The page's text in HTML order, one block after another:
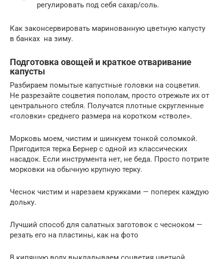
регулировать под себя сахар/соль.
Как законсервировать маринованную цветную капусту
в банках на зиму.
Подготовка овощей и краткое отваривание
капусты
Разбираем помытые капустные головки на соцветия.
Не разрезайте соцветия пополам, просто отрежьте их от
центрального стебля. Получатся плотные скругленные
«головки» среднего размера на коротком «стволе».
Морковь моем, чистим и шинкуем тонкой соломкой.
Пригодится терка Бернер с одной из классических
насадок. Если инструмента нет, не беда. Просто потрите
морковки на обычную крупную терку.
Чеснок чистим и нарезаем кружками — поперек каждую
дольку.
Лучший способ для салатных заготовок с чесноком —
резать его на пластины, как на фото